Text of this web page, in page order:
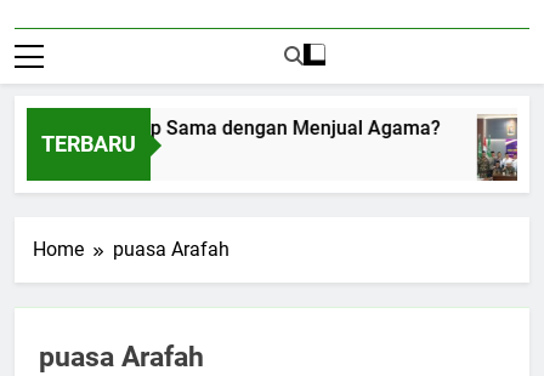
TERBARU
Amplop Sama dengan Menjual Agama?
1, 2026
Home puasa Arafah
puasa Arafah